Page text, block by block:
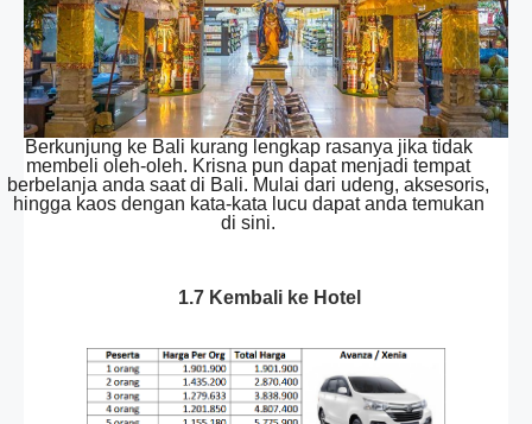
Berkunjung ke Bali kurang lengkap rasanya jika tidak
membeli oleh-oleh. Krisna pun dapat menjadi tempat
berbelanja anda saat di Bali. Mulai dari udeng, aksesoris,
hingga kaos dengan kata-kata lucu dapat anda temukan
di sini.
1.7 Kembali ke Hotel